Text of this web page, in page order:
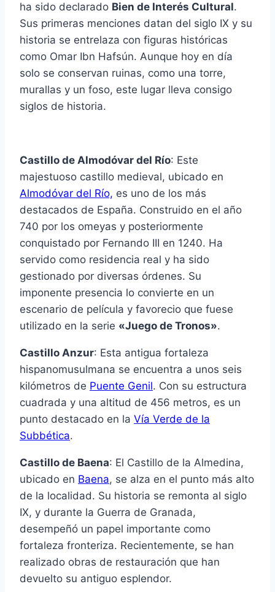
ha sido declarado Bien de Interés Cultural.
Sus primeras menciones datan del siglo IX y su
historia se entrelaza con figuras históricas
como Omar Ibn Hafsún. Aunque hoy en día
solo se conservan ruinas, como una torre,
murallas y un foso, este lugar lleva consigo
siglos de historia.
Castillo de Almodóvar del Río: Este
majestuoso castillo medieval, ubicado en
Almodóvar del Río, es uno de los más
destacados de España. Construido en el año
740 por los omeyas y posteriormente
conquistado por Fernando III en 1240. Ha
servido como residencia real y ha sido
gestionado por diversas órdenes. Su
imponente presencia lo convierte en un
escenario de película y favorecio que fuese
utilizado en la serie «Juego de Tronos».
Castillo Anzur: Esta antigua fortaleza
hispanomusulmana se encuentra a unos seis
kilómetros de Puente Genil. Con su estructura
cuadrada y una altitud de 456 metros, es un
punto destacado en la Vía Verde de la
Subbética.
Castillo de Baena: El Castillo de la Almedina,
ubicado en Baena, se alza en el punto más alto
de la localidad. Su historia se remonta al siglo
IX, y durante la Guerra de Granada,
desempeñó un papel importante como
fortaleza fronteriza. Recientemente, se han
realizado obras de restauración que han
devuelto su antiguo esplendor.